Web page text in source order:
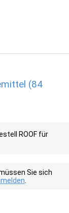
(84
ROOF für
Sie sich